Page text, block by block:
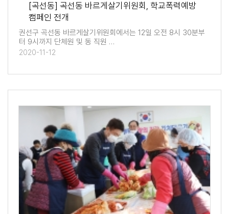
[곡선동] 곡선동 바르게살기위원회, 학교폭력예방
캠페인 전개
권선구 곡선동 바르게살기위원회에서는 12일 오전 8시 30분부
터 9시까지 단체원 및 동 직원 …
2020-11-12